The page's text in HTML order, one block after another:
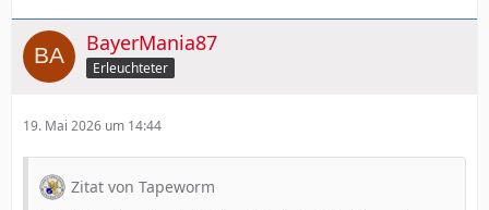
BayerMania87
Erleuchteter
19. Mai 2026 um 14:44
Zitat von Tapeworm